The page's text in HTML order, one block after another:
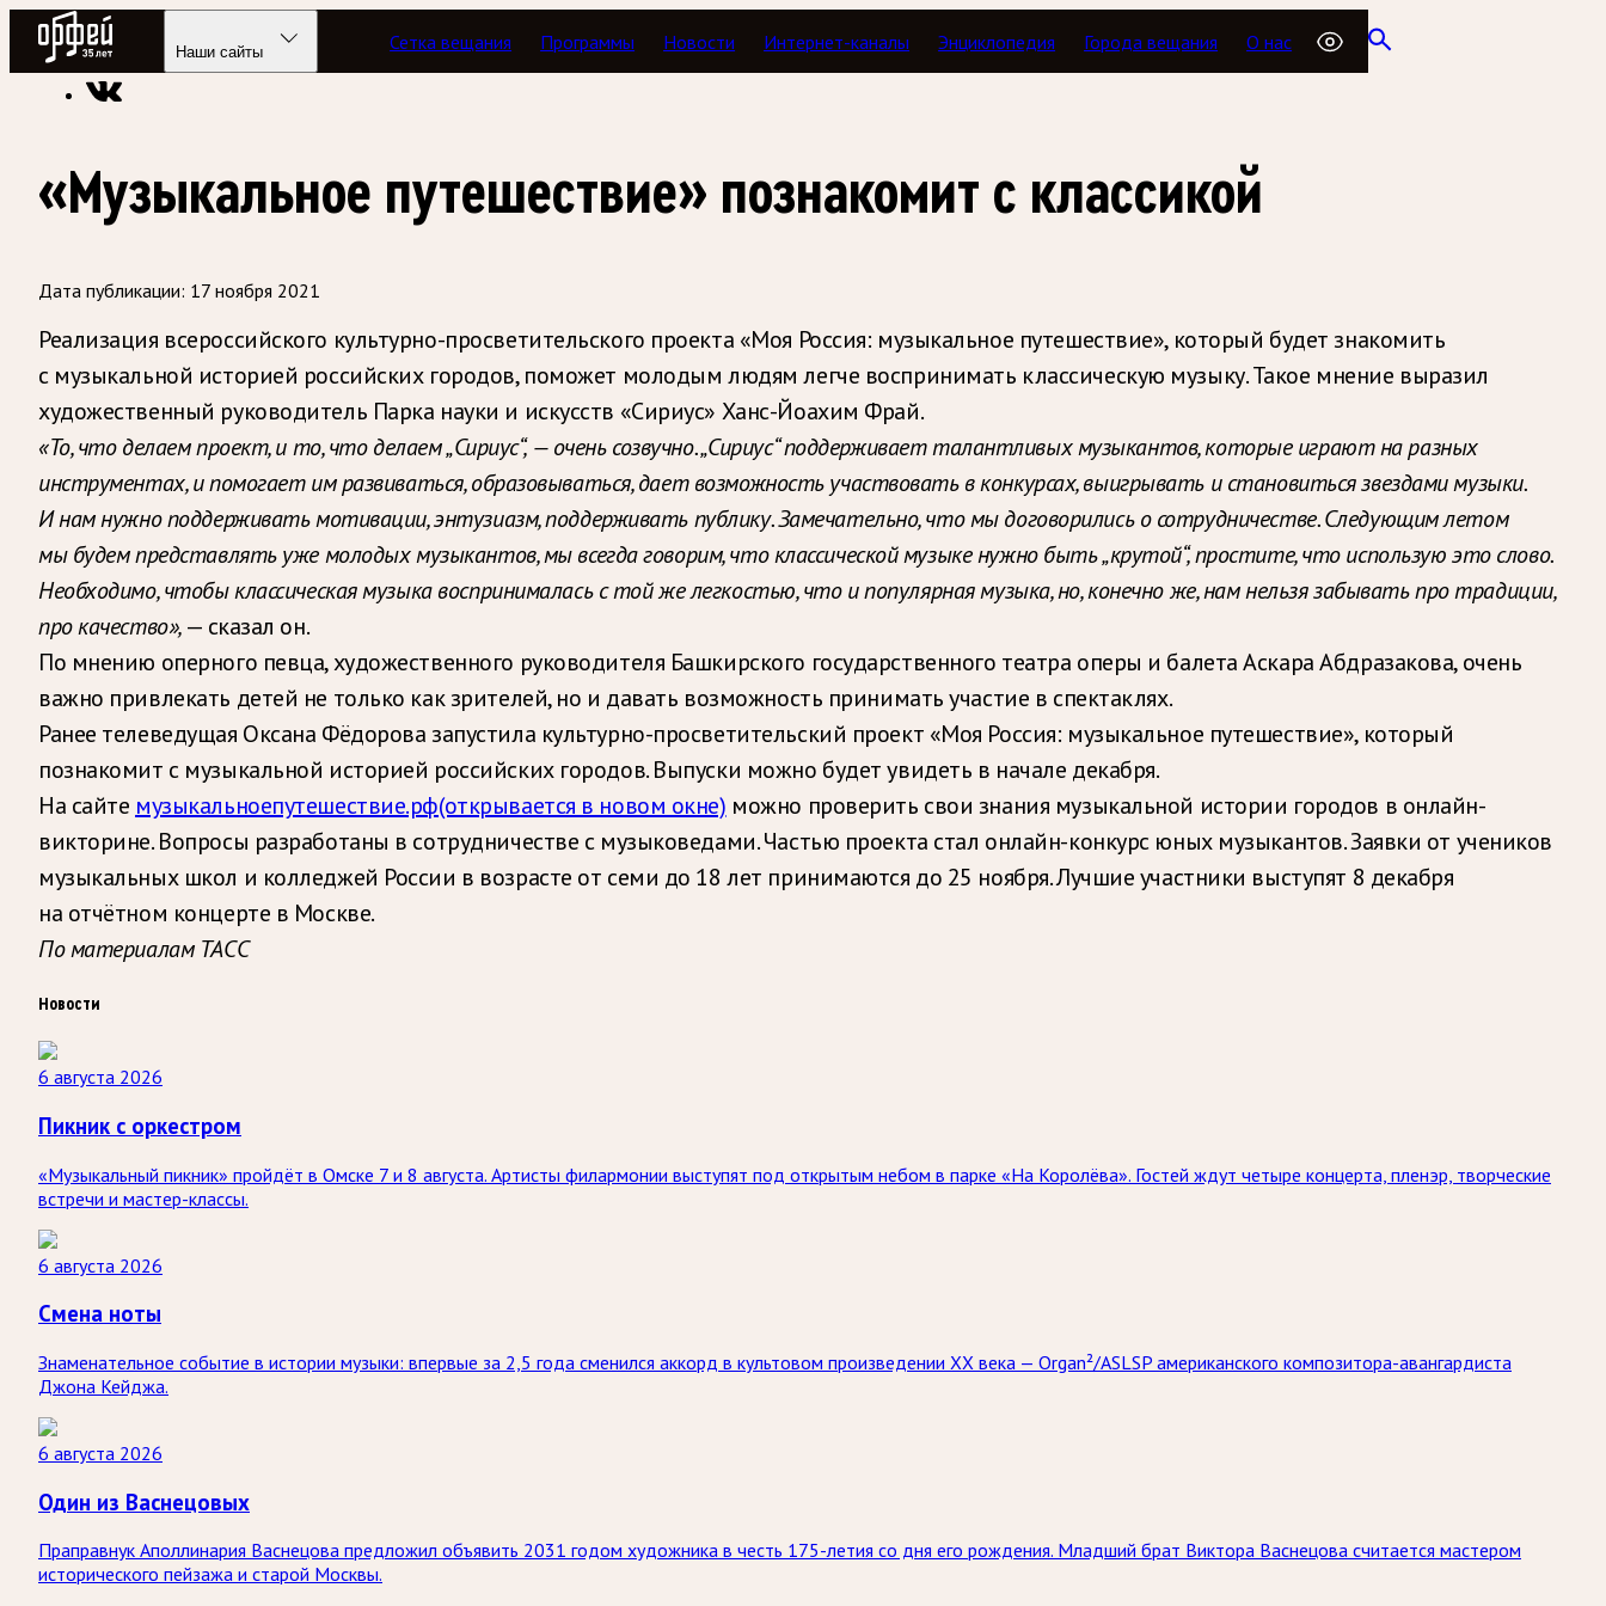
Радио Орфей
Наши сайты Сетка вещания Программы Новости Интернет-каналы Энциклопедия Города вещания О нас
Радио классической музыки «Орфей» Новости
«Музыкальное путешествие» познакомит с классикой
Дата публикации: 17 ноября 2021
Реализация всероссийского культурно-просветительского проекта «Моя Россия: музыкальное путешествие», который будет знакомить
с музыкальной историей российских городов, поможет молодым людям легче воспринимать классическую музыку. Такое мнение выразил
художественный руководитель Парка науки и искусств «Сириус» Ханс-Йоахим Фрай.
«То, что делаем проект, и то, что делаем „Сириус“, — очень созвучно. „Сириус“ поддерживает талантливых музыкантов, которые играют на разных
инструментах, и помогает им развиваться, образовываться, дает возможность участвовать в конкурсах, выигрывать и становиться звездами музыки.
И нам нужно поддерживать мотивации, энтузиазм, поддерживать публику. Замечательно, что мы договорились о сотрудничестве. Следующим летом
мы будем представлять уже молодых музыкантов, мы всегда говорим, что классической музыке нужно быть „крутой“, простите, что использую это слово.
Необходимо, чтобы классическая музыка воспринималась с той же легкостью, что и популярная музыка, но, конечно же, нам нельзя забывать про традиции,
про качество»,— сказал он.
По мнению оперного певца, художественного руководителя Башкирского государственного театра оперы и балета Аскара Абдразакова, очень
важно привлекать детей не только как зрителей, но и давать возможность принимать участие в спектаклях.
Ранее телеведущая Оксана Фёдорова запустила культурно-просветительский проект «Моя Россия: музыкальное путешествие», который
познакомит с музыкальной историей российских городов. Выпуски можно будет увидеть в начале декабря.
На сайте музыкальноепутешествие.рф(открывается в новом окне) можно проверить свои знания музыкальной истории городов в онлайн-
викторине. Вопросы разработаны в сотрудничестве с музыковедами. Частью проекта стал онлайн-конкурс юных музыкантов. Заявки от учеников
музыкальных школ и колледжей России в возрасте от семи до 18 лет принимаются до 25 ноября. Лучшие участники выступят 8 декабря
на отчётном концерте в Москве.
По материалам ТАСС
Новости
6 августа 2026
Пикник с оркестром
«Музыкальный пикник» пройдёт в Омске 7 и 8 августа. Артисты филармонии выступят под открытым небом в парке «На Королёва». Гостей ждут четыре концерта, пленэр, творческие
встречи и мастер-классы.
6 августа 2026
Смена ноты
Знаменательное событие в истории музыки: впервые за 2,5 года сменился аккорд в культовом произведении XX века — Organ²/ASLSP американского композитора-авангардиста
Джона Кейджа.
6 августа 2026
Один из Васнецовых
Праправнук Аполлинария Васнецова предложил объявить 2031 годом художника в честь 175-летия со дня его рождения. Младший брат Виктора Васнецова считается мастером
исторического пейзажа и старой Москвы.